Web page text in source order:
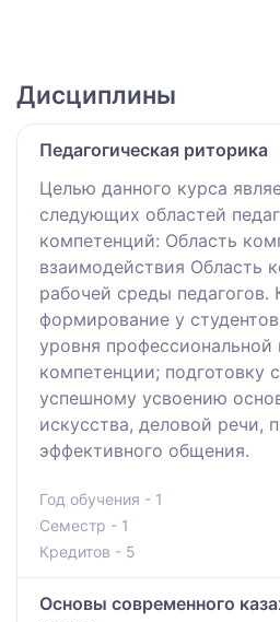
Дисциплины
Педагогическая риторика
Целью данного курса
следующих областей
компетенций: Область
взаимодействия Область
рабочей среды педагогов.
формирование у
уровня
компетенции; подготовку
успешному усвоению
искусства, деловой речи,
эффективного общения.
Год обучения - 1
Семестр - 1
Кредитов - 5
Основы современного